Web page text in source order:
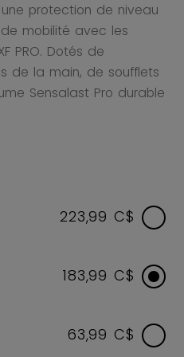
protection de niveau
mobilité avec les
PRO. Dotés de
de la main, de soufflets
Sensalast Pro durable
223,99 C$
183,99 C$
63,99 C$